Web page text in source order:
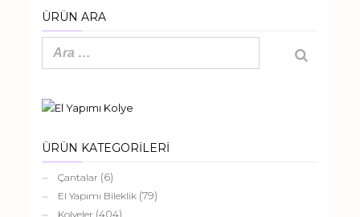
ÜRÜN ARA
ÜRÜN KATEGORİLERİ
Çantalar (6)
El Yapımı Bileklik (79)
Kolyeler (404)